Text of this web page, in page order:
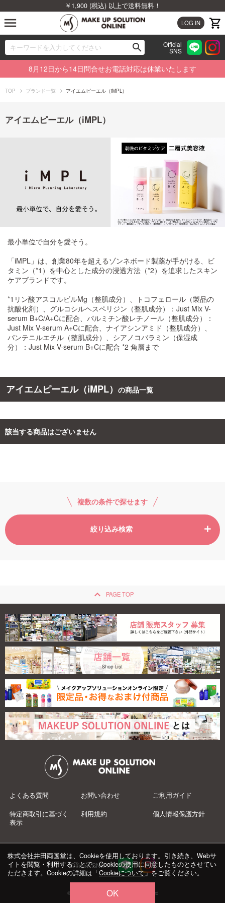
￥1,900 (税込) 以上で送料無料！
LOG IN
menu
search
00
Official
SNS
ブランドから探す
カテゴリから探す
ビューティジャーナルから探す
お問い合わせ
ログイン・新規会員登録
8月12日から14日問合せお電話対応は休業いたします
TOP ブランド一覧 アイエムピーエル（iMPL）
アイエムピーエル（iMPL）
最小単位で自分を愛そう。
「iMPL」は、創業80年を超えるゾンネボード製薬が手がける、ビ
タミン（*1）を中心とした成分の浸透方法（*2）を追求したスキン
ケアブランドです。
*1リン酸アスコルビルMg（整肌成分）、トコフェロール（製品の
抗酸化剤）、グルコシルヘスペリジン（整肌成分）：Just Mix V-
serum B+C/A+Cに配合、パルミチン酸レチノール（整肌成分）：
Just Mix V-serum A+Cに配合、ナイアシンアミド（整肌成分）、
パンテニルエチル（整肌成分）、シアノコバラミン（保湿成
分）：Just Mix V-serum B+Cに配合 *2 角層まで
アイエムピーエル（iMPL） の商品一覧
該当する商品はございません
複数の条件で探せます
絞り込み検索
keyboard_arrow_up PAGE TOP
よくある質問 お問い合わせ ご利用ガイド
特定商取引に基づく
表示
利用規約 個人情報保護方針
Official SNS：
© 井田両国堂 Co.,Ltd.All Rights Reserved
株式会社井田両国堂は、Cookieを使用しております。引き続き、Webサ
イトを閲覧・利用することで、Cookieの使用に同意したものとさせてい
ただきます。Cookieの詳細は「Cookieについて」をご覧ください。
OK